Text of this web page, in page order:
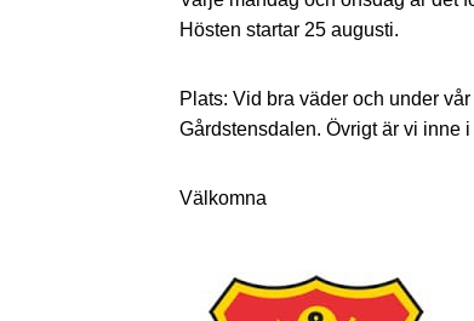
Hösten startar 25 augusti.
Plats: Vid bra väder och under
Gårdstensdalen. Övrigt är vi inne
Välkomna